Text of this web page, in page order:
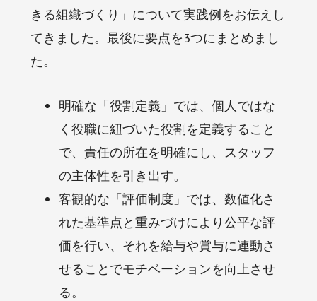
きる組織づくり」について実践例をお伝えし
てきました。最後に要点を3つにまとめまし
た。
明確な「役割定義」では、個人ではな
く役職に紐づいた役割を定義すること
で、責任の所在を明確にし、スタッフ
の主体性を引き出す。
客観的な「評価制度」では、数値化さ
れた基準点と重みづけにより公平な評
価を行い、それを給与や賞与に連動さ
せることでモチベーションを向上させ
る。